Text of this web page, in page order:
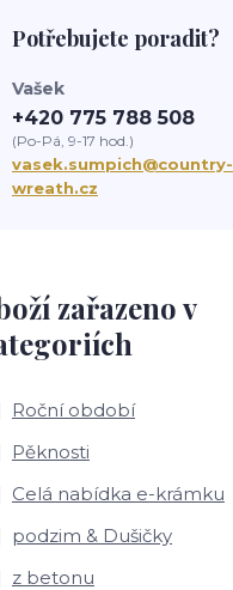
zařazeno v
Roční období
Pěknosti
Celá nabídka e-krámku
podzim & Dušičky
z betonu
Potřebujete poradit?
Vašek
+420 775 788 508
(Po-Pá, 9-17 hod.)
vasek.sumpich@country-
wreath.cz